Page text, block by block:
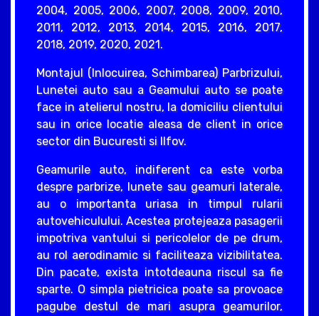
2004, 2005, 2006, 2007, 2008, 2009, 2010,
2011, 2012, 2013, 2014, 2015, 2016, 2017,
2018, 2019, 2020, 2021.
Montajul (Inlocuirea, Schimbarea) Parbrizului,
Lunetei auto sau a Geamului auto se poate
face in atelierul nostru, la domiciliu clientului
sau in orice locatie aleasa de client in orice
sector din Bucuresti si Ilfov.
Geamurile auto, indiferent ca este vorba
despre parbrize, lunete sau geamuri laterale,
au o importanta uriasa in timpul rularii
autovehiculului. Acestea protejeaza pasagerii
impotriva vantului si pericolelor de pe drum,
au rol aerodinamic si faciliteaza vizibilitatea.
Din pacate, exista intotdeauna riscul sa fie
sparte. O simpla pietricica poate sa provoace
pagube destul de mari asupra geamurilor,